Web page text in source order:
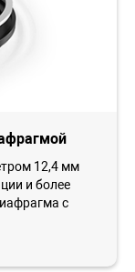
12,4 мм
и более
с